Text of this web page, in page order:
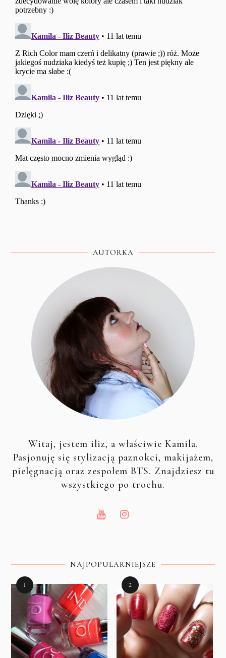
AUTORKA
Witaj, jestem iliz, a właściwie Kamila.
Pasjonuję się stylizacją paznokci, makijażem,
pielęgnacją oraz zespołem BTS. Znajdziesz tu
wszystkiego po trochu.
NAJPOPULARNIEJSZE